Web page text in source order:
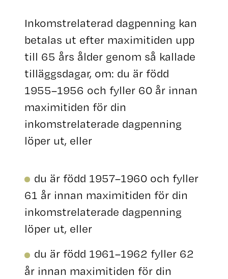
Inkomstrelaterad dagpenning kan
betalas ut efter maximitiden upp
till 65 års ålder genom så kallade
tilläggsdagar, om: du är född
1955–1956 och fyller 60 år innan
maximitiden för din
inkomstrelaterade dagpenning
löper ut, eller
du är född 1957–1960 och fyller
61 år innan maximitiden för din
inkomstrelaterade dagpenning
löper ut, eller
du är född 1961–1962 fyller 62
år innan maximitiden för din